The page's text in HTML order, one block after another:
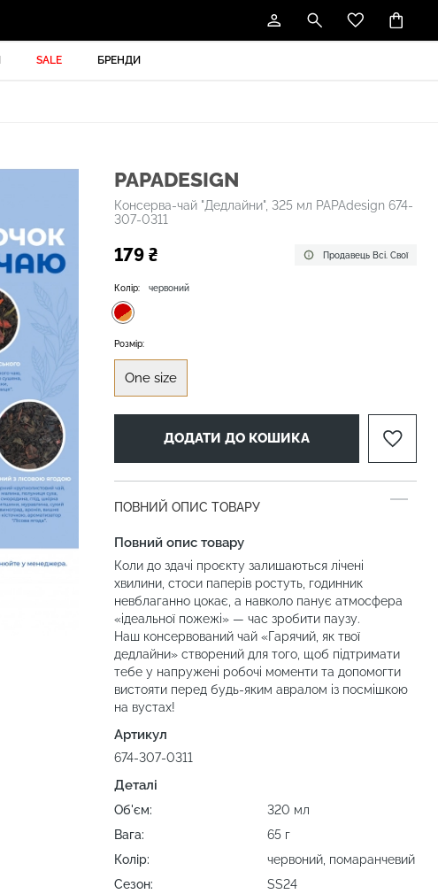
SALE БРЕНДИ
PAPADESIGN
Консерва-чай "Дедлайни", 325 мл PAPAdesign 674-
307-0311
179 ₴ Продавець Всі. Свої
Колір: червоний
Розмір:
One size
ДОДАТИ ДО КОШИКА
ПОВНИЙ ОПИС ТОВАРУ
Повний опис товару
Коли до здачі проєкту залишаються лічені
хвилини, стоси паперів ростуть, годинник
невблаганно цокає, а навколо панує атмосфера
«ідеальної пожежі» — час зробити паузу.
Наш консервований чай «Гарячий, як твої
дедлайни» створений для того, щоб підтримати
тебе у напружені робочі моменти та допомогти
вистояти перед будь-яким авралом із посмішкою
на вустах!
Артикул
674-307-0311
Деталі
Об'єм:
320 мл
Вага:
65 г
Колір:
червоний, помаранчевий
Сезон:
SS24